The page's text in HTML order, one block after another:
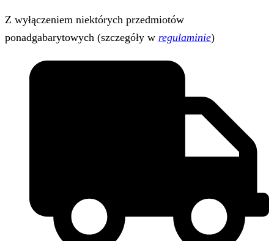
Z wyłączeniem niektórych przedmiotów
ponadgabarytowych (szczegóły w regulaminie)